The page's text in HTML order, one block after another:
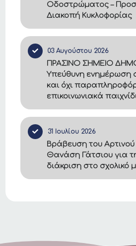
Οδοστρώματος –
Διακοπή Κυκλοφορίας
03 Αυγούστου 2026
ΠΡΑΣΙΝΟ ΣΗΜΕΙΟ
Υπεύθυνη ενημέρωση
και όχι
επικοινωνιακά
31 Ιουλίου 2026
Βράβευση του
Θανάση Γάτσιου για
διάκριση στο σχολικό